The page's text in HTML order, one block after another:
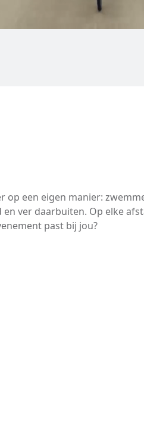
op een eigen manier:
ver daarbuiten. Op elke
past bij jou?